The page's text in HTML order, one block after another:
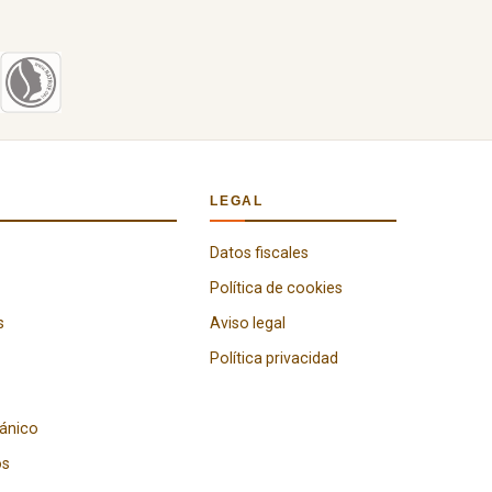
LEGAL
Datos fiscales
Política de cookies
Aviso legal
Política privacidad